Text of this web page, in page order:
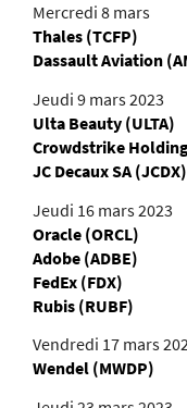
Mercredi 8 mars
Thales (TCFP)
Dassault Aviation
Jeudi 9 mars 2023
Ulta Beauty (ULTA)
Crowdstrike
JC Decaux SA (JCDX)
Jeudi 16 mars 2023
Oracle (ORCL)
Adobe (ADBE)
FedEx (FDX)
Rubis (RUBF)
Vendredi 17 mars
Wendel (MWDP)